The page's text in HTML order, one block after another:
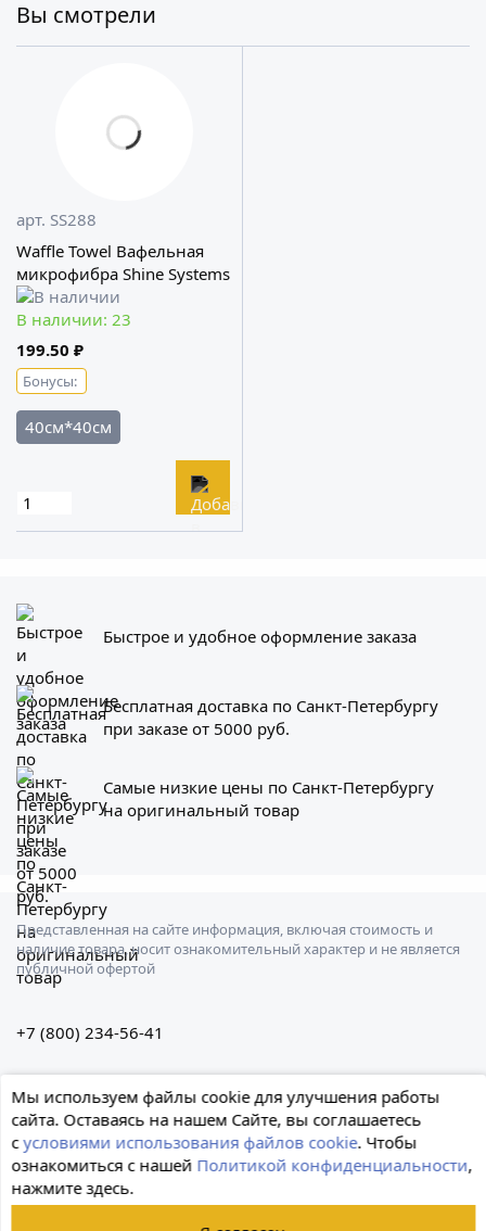
Вы смотрели
арт. SS288
Waffle Towel Вафельная
микрофибра Shine Systems
В наличии: 23
199.50 ₽
Бонусы:
40см*40см
Быстрое и удобное оформление заказа
Бесплатная доставка по Санкт-Петербургу
при заказе от 5000 руб.
Самые низкие цены по Санкт-Петербургу
на оригинальный товар
© 2026 Формула
Представленная на сайте информация, включая стоимость и
наличие товара, носит ознакомительный характер и не является
публичной офертой
+7 (800) 234-56-41
Санкт-Петербург, Штурманская ул., 3
Мы используем файлы cookie для улучшения работы
сайта. Оставаясь на нашем Сайте, вы соглашаетесь
сусловиями использования файлов cookie. Чтобы
ознакомиться с нашей Политикой конфиденциальности,
нажмите здесь.